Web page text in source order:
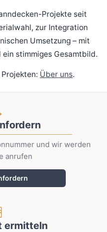
Projekte seit
zur Integration
Umsetzung – mit
stimmiges Gesamtbild.
Über uns.
und wir werden
anrufen
ermitteln